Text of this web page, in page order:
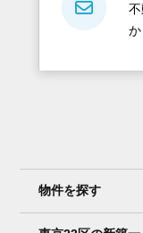
か
物件を探す